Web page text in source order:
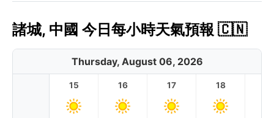
諸城, 中國 今日每小時天氣預報 🇨🇳
Thursday, August 06, 2026
15 16 17 18